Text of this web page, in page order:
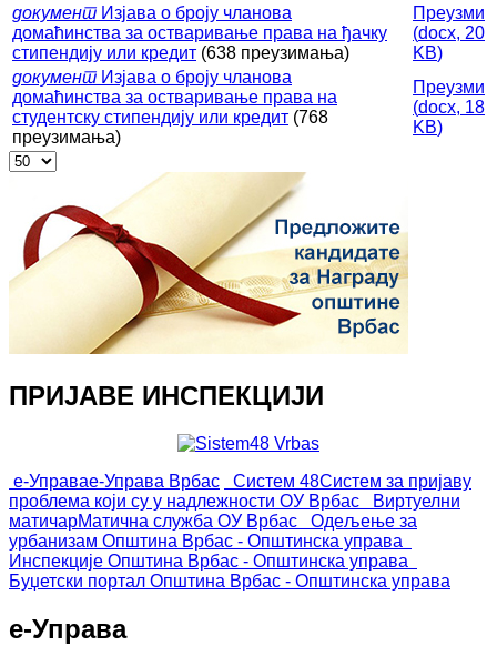
документ Изјава о броју чланова
домаћинства за остваривање права на ђачку
стипендију или кредит (638 преузимања)
Преузми
(docx, 20
KB)
документ Изјава о броју чланова
домаћинства за остваривање права на
студентску стипендију или кредит (768
преузимања)
Преузми
(docx, 18
KB)
ПРИЈАВЕ ИНСПЕКЦИЈИ
е-Управае-Управа Врбас Систем 48Систем за пријаву
проблема који су у надлежности ОУ Врбас
Виртуелни
матичарМатична служба ОУ Врбас
Одељење за
урбанизам Општина Врбас - Општинска управа
Инспекције Општина Врбас - Општинска управа
Буџетски портал Општина Врбас - Општинска управа
е-Управа